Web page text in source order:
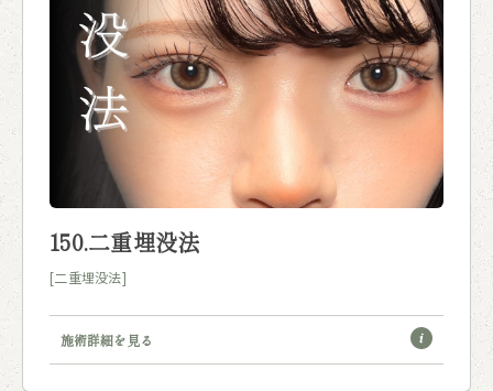
150.二重埋没法
[二重埋没法]
施術詳細を見る